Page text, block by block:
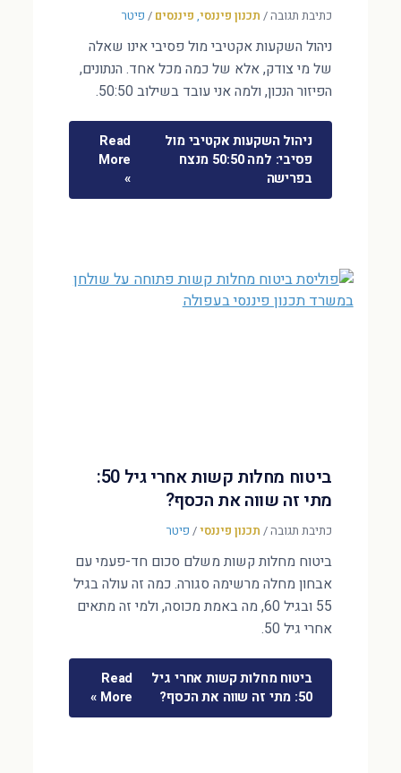
כתיבת תגובה/ תכנון פיננסי, פיננסים / פיטר
ניהול השקעות אקטיבי מול פסיבי אינו שאלה
של מי צודק, אלא של כמה מכל אחד. הנתונים,
הפיזור הנכון, ולמה אני עובד בשילוב 50:50.
ניהול השקעות אקטיבי מול
פסיבי: למה 50:50 מנצח
בפרישה
Read
More
»
ביטוח מחלות קשות אחרי גיל 50:
מתי זה שווה את הכסף?
כתיבת תגובה/ תכנון פיננסי/ פיטר
ביטוח מחלות קשות משלם סכום חד-פעמי עם
אבחון מחלה מרשימה סגורה. כמה זה עולה בגיל
55 ובגיל 60, מה באמת מכוסה, ולמי זה מתאים
אחרי גיל 50.
ביטוח מחלות קשות אחרי גיל
50: מתי זה שווה את הכסף?
Read
More »